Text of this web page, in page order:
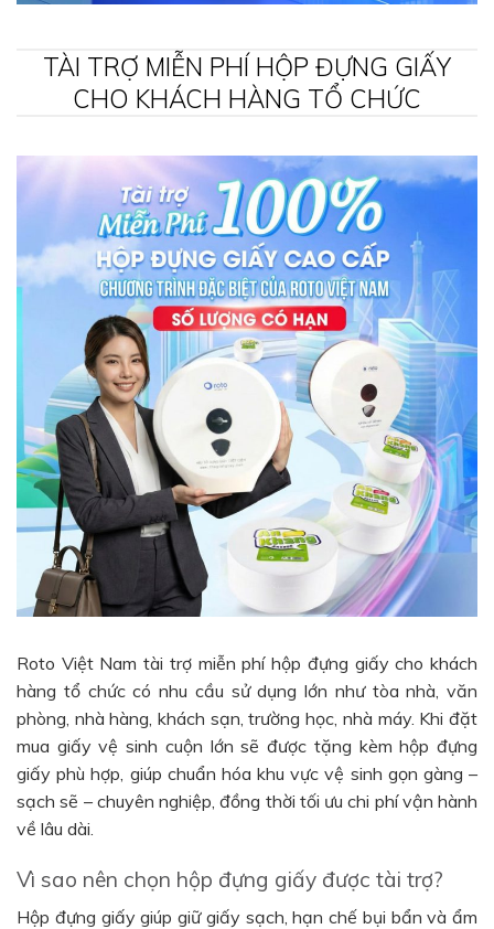
TÀI TRỢ MIỄN PHÍ HỘP ĐỰNG GIẤY
CHO KHÁCH HÀNG TỔ CHỨC
Roto Việt Nam tài trợ miễn phí hộp đựng giấy cho khách
hàng tổ chức có nhu cầu sử dụng lớn như tòa nhà, văn
phòng, nhà hàng, khách sạn, trường học, nhà máy. Khi đặt
mua giấy vệ sinh cuộn lớn sẽ được tặng kèm hộp đựng
giấy phù hợp, giúp chuẩn hóa khu vực vệ sinh gọn gàng –
sạch sẽ – chuyên nghiệp, đồng thời tối ưu chi phí vận hành
về lâu dài.
Vì sao nên chọn hộp đựng giấy được tài trợ?
Hộp đựng giấy giúp giữ giấy sạch, hạn chế bụi bẩn và ẩm